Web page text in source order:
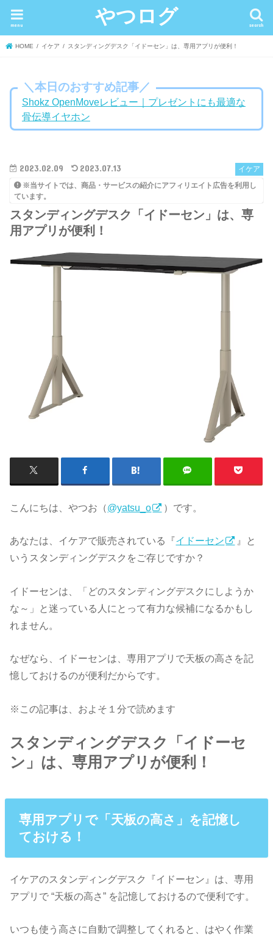
やつログ search
menu
HOME イケア スタンディングデスク「イドーセン」は、専用アプリが便利！
＼本日のおすすめ記事／
Shokz OpenMoveレビュー｜プレゼントにも最適な
骨伝導イヤホン
イケア
2023.02.09 2023.07.13
※当サイトでは、商品・サービスの紹介にアフィリエイト広告を利用し
ています。
スタンディングデスク「イドーセン」は、専
用アプリが便利！
こんにちは、やつお（@yatsu_o ）です。
あなたは、イケアで販売されている『イドーセン
』と
いうスタンディングデスクをご存じですか？
イドーセンは、「どのスタンディングデスクにしようか
な～」と迷っている人にとって有力な候補になるかもし
れません。
なぜなら、イドーセンは、専用アプリで天板の高さを記
憶しておけるのが便利だからです。
※この記事は、およそ１分で読めます
スタンディングデスク「イドーセ
ン」は、専用アプリが便利！
専用アプリで「天板の高さ」を記憶し
ておける！
イケアのスタンディングデスク『イドーセン』は、専用
アプリで “天板の高さ” を記憶しておけるので便利です。
いつも使う高さに自動で調整してくれると、はやく作業